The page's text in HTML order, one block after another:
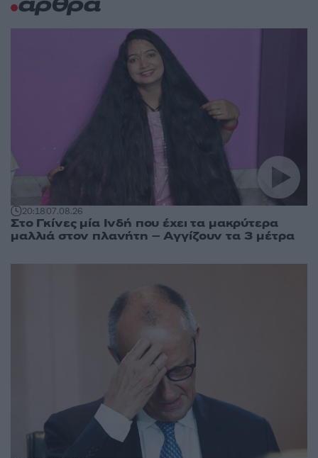
άρθρα
20:1807.08.26
Στο Γκίνες μία Ινδή που έχει τα μακρύτερα
μαλλιά στον πλανήτη – Αγγίζουν τα 3 μέτρα